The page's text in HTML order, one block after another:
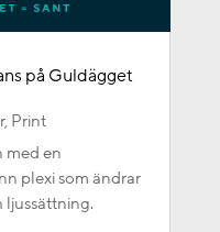
på Guldägget
, Print
med en
plexi som ändrar
ljussättning.